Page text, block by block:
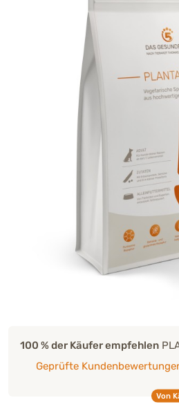
100 % der Käufer empfehlen
Geprüfte
Von